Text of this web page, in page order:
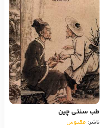
طب سنتی چین
ناشر: ققنوس